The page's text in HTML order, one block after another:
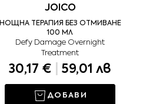
JOICO
НОЩНА ТЕРАПИЯ БЕЗ ОТМИВАНЕ
100 МЛ
Defy Damage Overnight
Treatment
30,17 € 59,01 лв
ДОБАВИ